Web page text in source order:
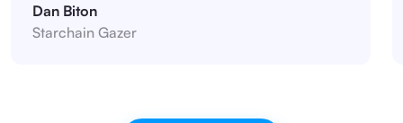
Dan Biton
Starchain Gazer